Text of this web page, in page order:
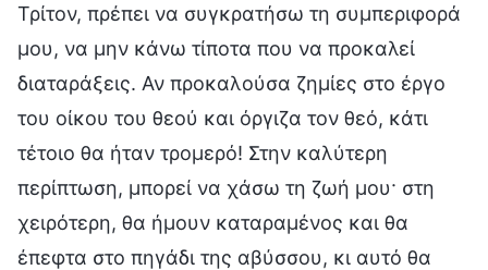
Τρίτον, πρέπει να συγκρατήσω τη συμπεριφορά
μου, να μην κάνω τίποτα που να προκαλεί
διαταράξεις. Αν προκαλούσα ζημίες στο έργο
του οίκου του θεού και όργιζα τον θεό, κάτι
τέτοιο θα ήταν τρομερό! Στην καλύτερη
περίπτωση, μπορεί να χάσω τη ζωή μου· στη
χειρότερη, θα ήμουν καταραμένος και θα
έπεφτα στο πηγάδι της αβύσσου, κι αυτό θα